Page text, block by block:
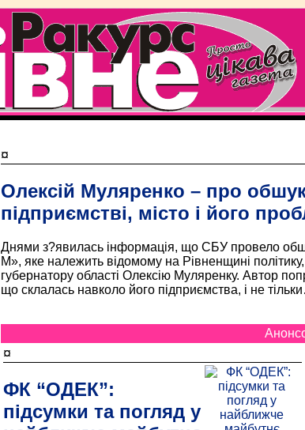
¤
Олексій Муляренко – про
підприємстві, місто і його
Днями з?явилась інформація, що СБУ провело
М», яке належить відомому на Рівненщині
губернатору області Олексію Муляренку. Автор
що склалась навколо його підприємства, і не
¤
ФК “ОДЕК”:
підсумки та погляд у